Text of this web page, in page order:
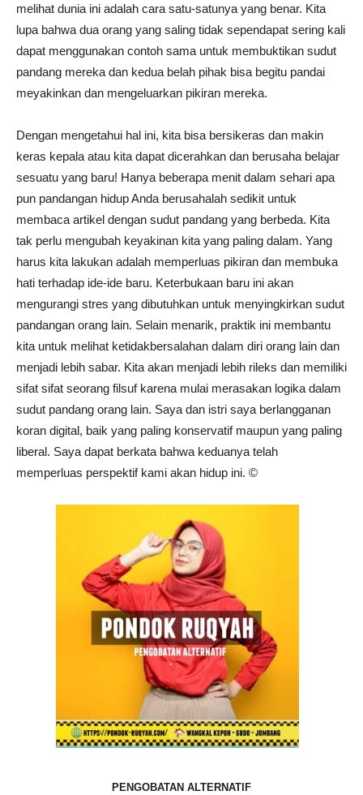
melihat dunia ini adalah cara satu-satunya yang benar. Kita
lupa bahwa dua orang yang saling tidak sependapat sering kali
dapat menggunakan contoh sama untuk membuktikan sudut
pandang mereka dan kedua belah pihak bisa begitu pandai
meyakinkan dan mengeluarkan pikiran mereka.
Dengan mengetahui hal ini, kita bisa bersikeras dan makin
keras kepala atau kita dapat dicerahkan dan berusaha belajar
sesuatu yang baru! Hanya beberapa menit dalam sehari apa
pun pandangan hidup Anda berusahalah sedikit untuk
membaca artikel dengan sudut pandang yang berbeda. Kita
tak perlu mengubah keyakinan kita yang paling dalam. Yang
harus kita lakukan adalah memperluas pikiran dan membuka
hati terhadap ide-ide baru. Keterbukaan baru ini akan
mengurangi stres yang dibutuhkan untuk menyingkirkan sudut
pandangan orang lain. Selain menarik, praktik ini membantu
kita untuk melihat ketidakbersalahan dalam diri orang lain dan
menjadi lebih sabar. Kita akan menjadi lebih rileks dan memiliki
sifat sifat seorang filsuf karena mulai merasakan logika dalam
sudut pandang orang lain. Saya dan istri saya berlangganan
koran digital, baik yang paling konservatif maupun yang paling
liberal. Saya dapat berkata bahwa keduanya telah
memperluas perspektif kami akan hidup ini. ©️
PENGOBATAN ALTERNATIF